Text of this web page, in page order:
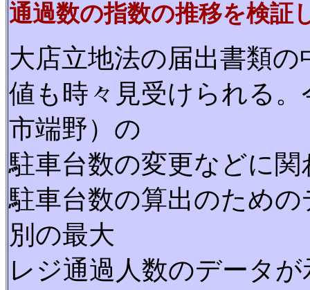
通過数の指数の推移を検証
大店立地法の届出書類
値も時々見受けられる
市端野）の
駐車台数の変更などに
駐車台数の算出のため
別の最大
レジ通過人数のデータ